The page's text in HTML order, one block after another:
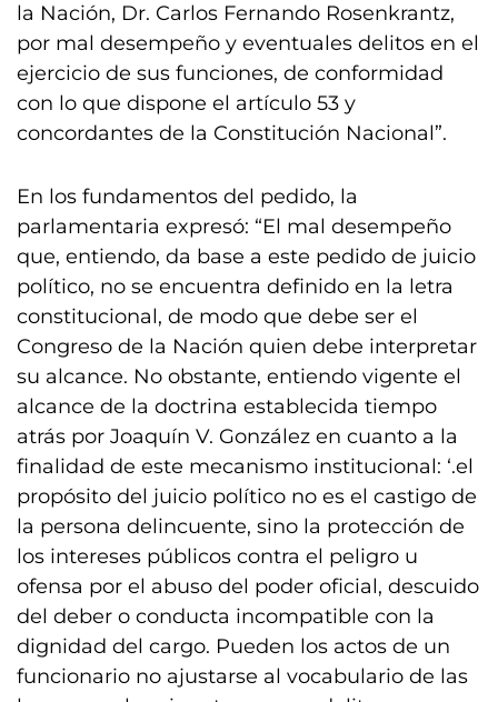
la Nación, Dr. Carlos Fernando Rosenkrantz,
por mal desempeño y eventuales delitos en el
ejercicio de sus funciones, de conformidad
con lo que dispone el artículo 53 y
concordantes de la Constitución Nacional”.
En los fundamentos del pedido, la
parlamentaria expresó: “El mal desempeño
que, entiendo, da base a este pedido de juicio
político, no se encuentra definido en la letra
constitucional, de modo que debe ser el
Congreso de la Nación quien debe interpretar
su alcance. No obstante, entiendo vigente el
alcance de la doctrina establecida tiempo
atrás por Joaquín V. González en cuanto a la
finalidad de este mecanismo institucional: ‘.el
propósito del juicio político no es el castigo de
la persona delincuente, sino la protección de
los intereses públicos contra el peligro u
ofensa por el abuso del poder oficial, descuido
del deber o conducta incompatible con la
dignidad del cargo. Pueden los actos de un
funcionario no ajustarse al vocabulario de las